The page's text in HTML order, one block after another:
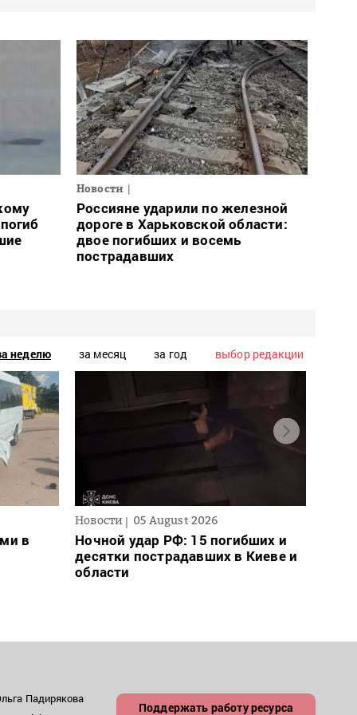
Новости
Россияне ударили по железной
дороге в Харьковской области:
двое погибших и восемь
пострадавших
неделю за месяц за год выбор редакции
в
Новости 05 August 2026
Ночной удар РФ: 15 погибших и
десятки пострадавших в Киеве и
области
Падирякова
Поддержать работу ресурса